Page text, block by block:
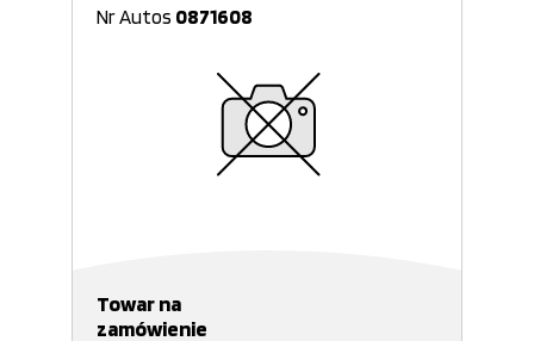
Nr Autos 0871608
Towar na
zamówienie